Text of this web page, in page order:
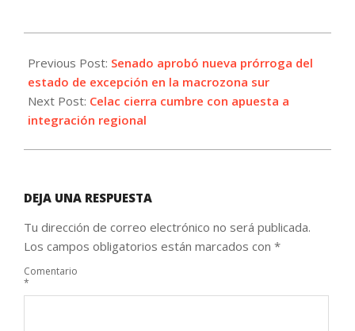
01-
25
Previous Post: Senado aprobó nueva prórroga del
estado de excepción en la macrozona sur
Next Post: Celac cierra cumbre con apuesta a
integración regional
DEJA UNA RESPUESTA
Tu dirección de correo electrónico no será publicada.
Los campos obligatorios están marcados con *
Comentario
*